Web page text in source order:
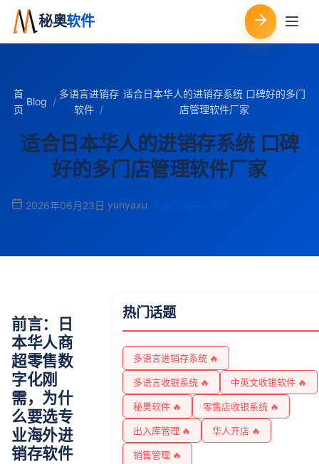
秘奥软件
首
页
Blog
多语言进销存
软件
适合日本华人的进销存系统 口碑好的多门
店管理软件厂家
适合日本华人的进销存系统 口碑
好的多门店管理软件厂家
2026年06月23日 yunyaxu
前言：日
本华人商
超零售数
字化刚
需，为什
么要选专
业海外进
销存软件
热门话题
多语言进销存系统 🔥
多语言收银系统 🔥 中英文收银软件 🔥
秘奥软件 🔥 零售店收银系统 🔥
出入库管理 🔥 华人开店 🔥
销售管理 🔥